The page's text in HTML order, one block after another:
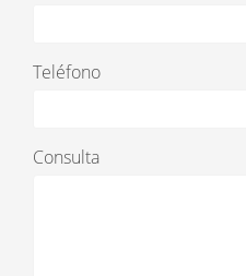
Teléfono
Consulta